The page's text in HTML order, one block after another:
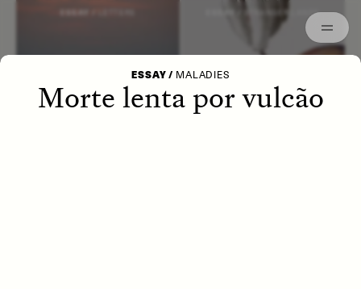
STRANGER LANDS
ESSAY / MALADIES
Morte lenta por vulcão